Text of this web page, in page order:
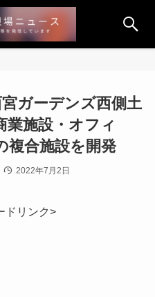
宮ガーデンズ西側土
業施設・オフィ
複合施設を開発
2022年7月2日
ドリンク>